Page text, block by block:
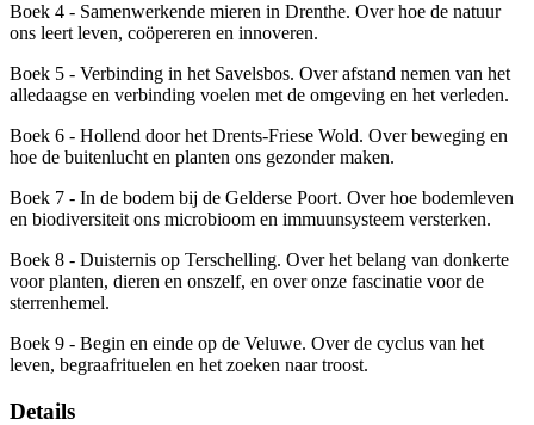
Boek 4 - Samenwerkende mieren in Drenthe. Over hoe de natuur
ons leert leven, coöpereren en innoveren.
Boek 5 - Verbinding in het Savelsbos. Over afstand nemen van het
alledaagse en verbinding voelen met de omgeving en het verleden.
Boek 6 - Hollend door het Drents-Friese Wold. Over beweging en
hoe de buitenlucht en planten ons gezonder maken.
Boek 7 - In de bodem bij de Gelderse Poort. Over hoe bodemleven
en biodiversiteit ons microbioom en immuunsysteem versterken.
Boek 8 - Duisternis op Terschelling. Over het belang van donkerte
voor planten, dieren en onszelf, en over onze fascinatie voor de
sterrenhemel.
Boek 9 - Begin en einde op de Veluwe. Over de cyclus van het
leven, begraafrituelen en het zoeken naar troost.
Details